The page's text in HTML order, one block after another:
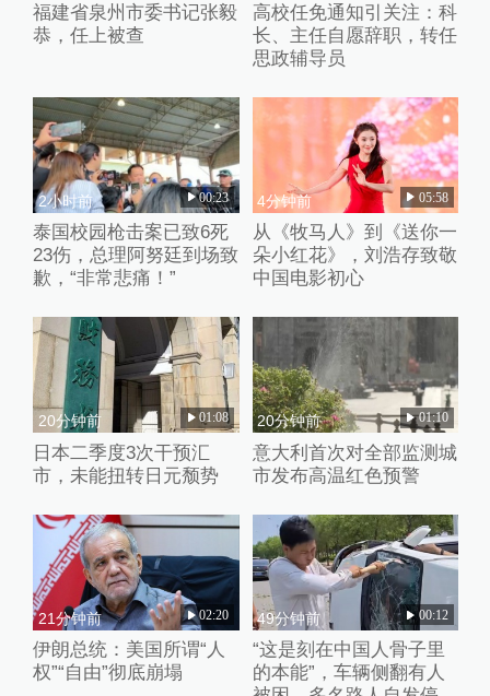
福建省泉州市委书记张毅
恭，任上被查
高校任免通知引关注：科
长、主任自愿辞职，转任
思政辅导员
2小时前 00:23
泰国校园枪击案已致6死
23伤，总理阿努廷到场致
歉，“非常悲痛！”
4分钟前 05:58
从《牧马人》到《送你一
朵小红花》，刘浩存致敬
中国电影初心
20分钟前 01:08
日本二季度3次干预汇
市，未能扭转日元颓势
20分钟前 01:10
意大利首次对全部监测城
市发布高温红色预警
21分钟前 02:20
伊朗总统：美国所谓“人
权”“自由”彻底崩塌
49分钟前 00:12
“这是刻在中国人骨子里
的本能”，车辆侧翻有人